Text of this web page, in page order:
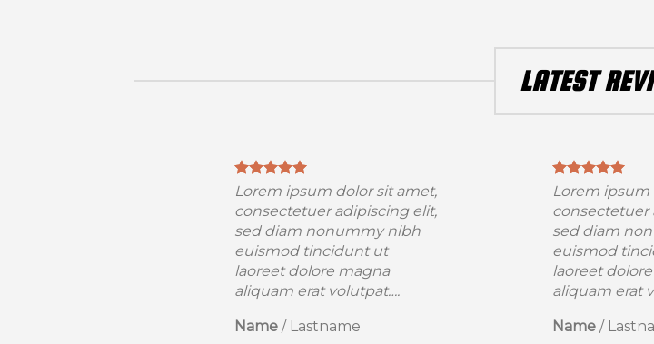
LATEST
Lorem ipsum dolor sit amet,
consectetuer adipiscing elit,
sed diam nonummy nibh
euismod tincidunt ut
laoreet dolore magna
aliquam erat volutpat….
Name